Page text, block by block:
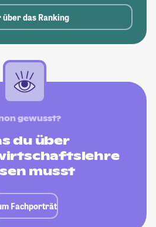
über das Ranking
gewusst?
du über
musst
Fachporträt